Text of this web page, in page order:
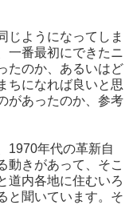
じようになってしま
一番最初にできたニ
たのか、あるいはど
ちになれば良いと思
があったのか、参考
1970年代の革新自
動きがあって、そこ
道内各地に住むいろ
と聞いています。そ